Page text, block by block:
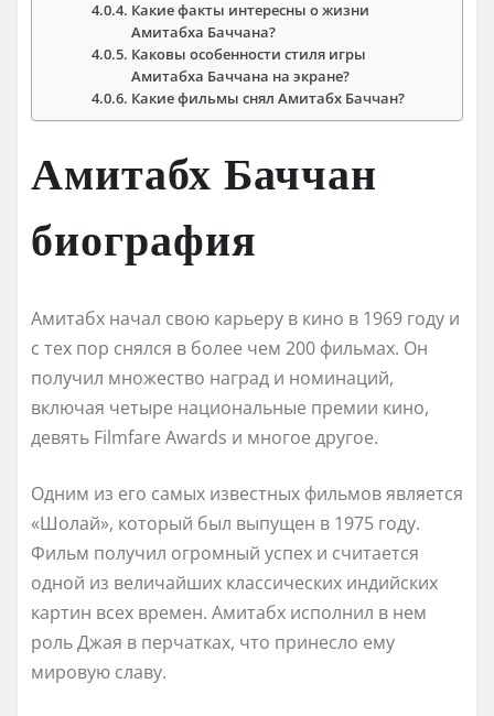
Какие факты интересны о жизни
Амитабха Баччана?
Каковы особенности стиля игры
Амитабха Баччана на экране?
Какие фильмы снял Амитабх Баччан?
Амитабх Баччан
биография
Амитабх начал свою карьеру в кино в 1969 году и
с тех пор снялся в более чем 200 фильмах. Он
получил множество наград и номинаций,
включая четыре национальные премии кино,
девять Filmfare Awards и многое другое.
Одним из его самых известных фильмов является
«Шолай», который был выпущен в 1975 году.
Фильм получил огромный успех и считается
одной из величайших классических индийских
картин всех времен. Амитабх исполнил в нем
роль Джая в перчатках, что принесло ему
мировую славу.